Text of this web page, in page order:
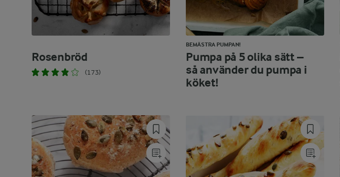
Rosenbröd
(173)
BEMÄSTRA PUMPAN!
Pumpa på 5 olika sätt –
så använder du pumpa i
köket!